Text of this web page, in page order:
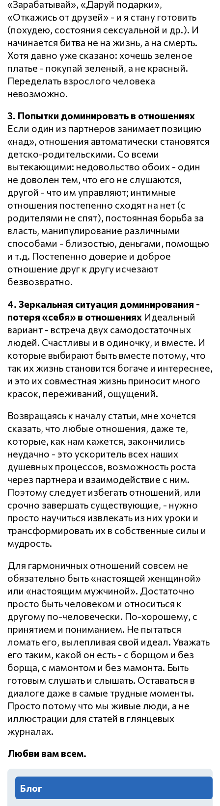
«Зарабатывай», «Даруй подарки»,
«Откажись от друзей» - и я стану готовить
(похудею, состояния сексуальной и др.). И
начинается битва не на жизнь, а на смерть.
Хотя давно уже сказано: хочешь зеленое
платье - покупай зеленый, а не красный.
Переделать взрослого человека
невозможно.
3. Попытки доминировать в отношениях
Если один из партнеров занимает позицию
«над», отношения автоматически становятся
детско-родительскими. Со всеми
вытекающими: недовольство обоих - один
не доволен тем, что его не слушаются,
другой - что им управляют; интимные
отношения постепенно сходят на нет (с
родителями не спят), постоянная борьба за
власть, манипулирование различными
способами - близостью, деньгами, помощью
и т.д. Постепенно доверие и доброе
отношение друг к другу исчезают
безвозвратно.
4. Зеркальная ситуация доминирования -
потеря «себя» в отношениях Идеальный
вариант - встреча двух самодостаточных
людей. Счастливы и в одиночку, и вместе. И
которые выбирают быть вместе потому, что
так их жизнь становится богаче и интереснее,
и это их совместная жизнь приносит много
красок, переживаний, ощущений.
Возвращаясь к началу статьи, мне хочется
сказать, что любые отношения, даже те,
которые, как нам кажется, закончились
неудачно - это ускоритель всех наших
душевных процессов, возможность роста
через партнера и взаимодействие с ним.
Поэтому следует избегать отношений, или
срочно завершать существующие, - нужно
просто научиться извлекать из них уроки и
трансформировать их в собственные силы и
мудрость.
Для гармоничных отношений совсем не
обязательно быть «настоящей женщиной»
или «настоящим мужчиной». Достаточно
просто быть человеком и относиться к
другому по-человечески. По-хорошему, с
принятием и пониманием. Не пытаться
ломать его, вылепливая свой идеал. Уважать
его таким, какой он есть - с борщом и без
борща, с мамонтом и без мамонта. Быть
готовым слушать и слышать. Оставаться в
диалоге даже в самые трудные моменты.
Просто потому что мы живые люди, а не
иллюстрации для статей в глянцевых
журналах.
Любви вам всем.
Блог